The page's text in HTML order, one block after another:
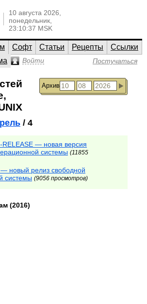
10 августа 2026,
понедельник,
23:10:37 MSK
Софт Статьи Рецепты
Ссылки
Войти Постучаться
Архив
/ 4
RELEASE — новая версия
системы (11855
новый релиз свободной
системы (9056 просмотров)
(2016)